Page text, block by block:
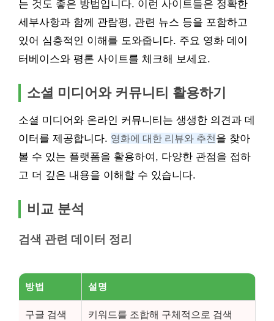
는 것도 좋은 방법입니다. 이런 사이트들은 정확한
세부사항과 함께 관람평, 관련 뉴스 등을 포함하고
있어 심층적인 이해를 도와줍니다. 주요 영화 데이
터베이스와 평론 사이트를 체크해 보세요.
소셜 미디어와 커뮤니티 활용하기
소셜 미디어와 온라인 커뮤니티는 생생한 의견과 데
이터를 제공합니다. 영화에 대한 리뷰와 추천을 찾아
볼 수 있는 플랫폼을 활용하여, 다양한 관점을 접하
고 더 깊은 내용을 이해할 수 있습니다.
비교 분석
검색 관련 데이터 정리
방법 설명
구글 검색 키워드를 조합해 구체적으로 검색